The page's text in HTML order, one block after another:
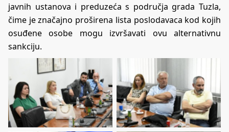
javnih ustanova i preduzeća s područja grada Tuzla,
čime je značajno proširena lista poslodavaca kod kojih
osuđene osobe mogu izvršavati ovu alternativnu
sankciju.